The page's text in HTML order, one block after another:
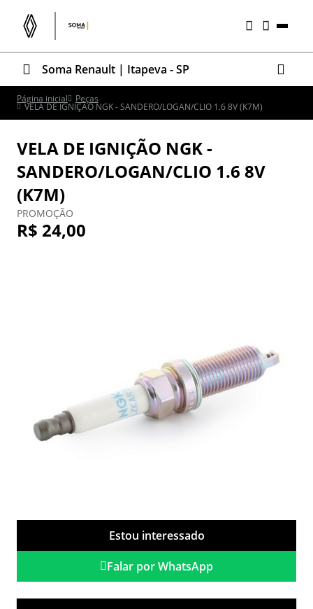
Soma Renault | Itapeva - SP
Página inicial Peças
VELA DE IGNIÇÃO NGK - SANDERO/LOGAN/CLIO 1.6 8V (K7M)
VELA DE IGNIÇÃO NGK -
SANDERO/LOGAN/CLIO 1.6 8V
(K7M)
PROMOÇÃO
R$ 24,00
Estou interessado
Falar por WhatsApp